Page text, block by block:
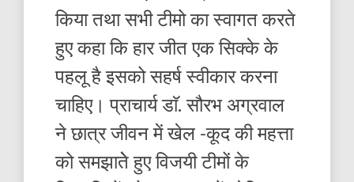
किया तथा सभी टीमो का स्वागत करते
हुए कहा कि हार जीत एक सिक्के के
पहलू है इसको सहर्ष स्वीकार करना
चाहिए। प्राचार्य डाॅ. सौरभ अग्रवाल
ने छात्र जीवन में खेल -कूद की महत्ता
को समझातेे हुए विजयी टीमों के